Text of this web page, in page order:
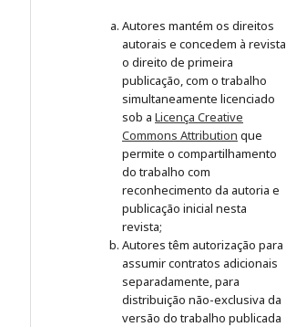
Autores mantém os direitos
autorais e concedem à revista
o direito de primeira
publicação, com o trabalho
simultaneamente licenciado
sob a Licença Creative
Commons Attribution que
permite o compartilhamento
do trabalho com
reconhecimento da autoria e
publicação inicial nesta
revista;
Autores têm autorização para
assumir contratos adicionais
separadamente, para
distribuição não-exclusiva da
versão do trabalho publicada